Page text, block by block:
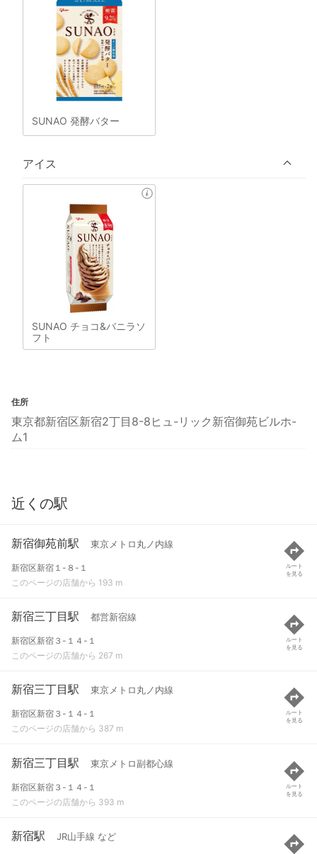
SUNAO 発酵バター
アイス
SUNAO チョコ&バニラソ
フト
住所
東京都新宿区新宿2丁目8-8ヒュ-リック新宿御苑ビルホ-
ム1
近くの駅
新宿御苑前駅 東京メトロ丸ノ内線
新宿区新宿１-８-１
このページの店舗から 193 m
ルート
を見る
新宿三丁目駅 都営新宿線
新宿区新宿３-１４-１
このページの店舗から 267 m
ルート
を見る
新宿三丁目駅 東京メトロ丸ノ内線
新宿区新宿３-１４-１
このページの店舗から 387 m
ルート
を見る
新宿三丁目駅 東京メトロ副都心線
新宿区新宿３-１４-１
このページの店舗から 393 m
ルート
を見る
新宿駅 JR山手線 など